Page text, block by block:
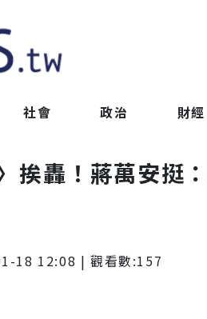
社會 政治 財經
挨轟！蔣萬安挺：
18 12:08 | 觀看數:157